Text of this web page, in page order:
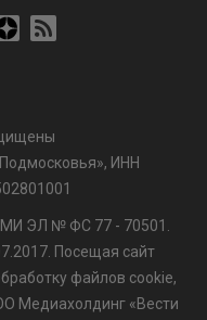
ИНН
ЭЛ № ФС 77 - 70501.
Посещая сайт
файлов cookie,
Медиахолдинг «Вести